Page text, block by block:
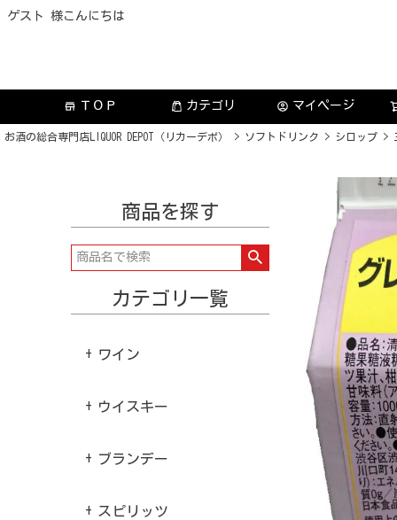
ゲスト 様こんにちは
store ＴＯＰ カテゴリ account_circle マイページ
お酒の総合専門店LIQUOR DEPOT（リカーデポ） ソフトドリンク シロップ
商品を探す
カテゴリ一覧
ワイン
ウイスキー
ブランデー
スピリッツ